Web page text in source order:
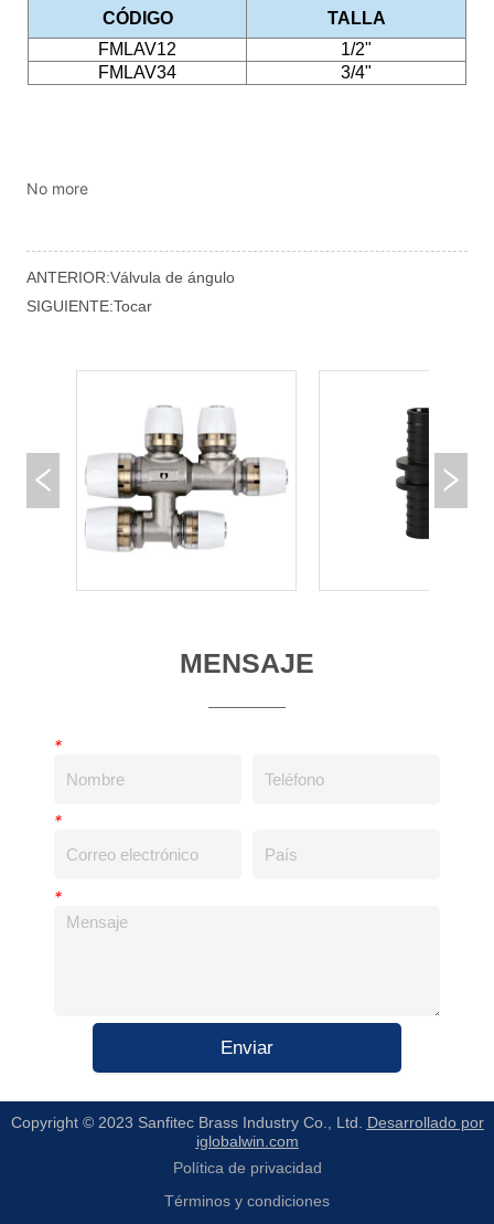
No more
ANTERIOR:Válvula de ángulo
SIGUIENTE:Tocar
MENSAJE
*
*
*
Enviar
Copyright © 2023 Sanfitec Brass Industry Co., Ltd. Desarrollado por
iglobalwin.com
Política de privacidad
Términos y condiciones